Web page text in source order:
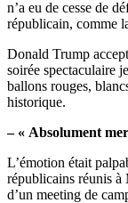
n’a eu de cesse de
républicain, comme
Donald Trump
soirée spectaculaire
ballons rouges,
historique.
– « Absolument
L’émotion était
républicains réunis
d’un meeting de